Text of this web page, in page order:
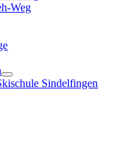
Weg
Sindelfingen